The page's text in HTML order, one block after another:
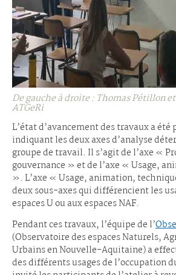
De gauche à droite : Thomas Pétillon
ATGeRi
L’état d’avancement des travaux a été
indiquant les deux axes d’analyse
groupe de travail. Il s’agit de l’axe «
gouvernance » et de l’axe « Usage,
». L’axe « Usage, animation,
deux sous-axes qui différencient les
espaces U ou aux espaces NAF.
Pendant ces travaux, l’équipe de l’
(Observatoire des espaces Naturels,
Urbains en Nouvelle-Aquitaine) a
des différents usages de l’occupation